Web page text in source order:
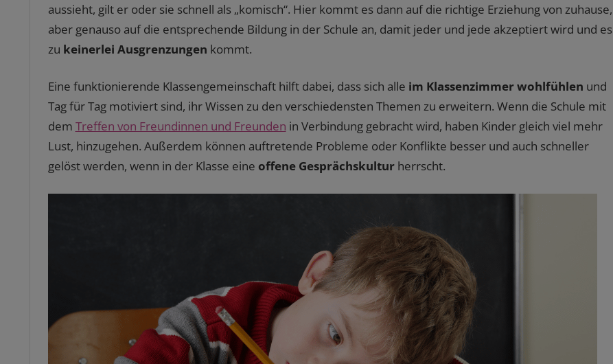
aussieht, gilt er oder sie schnell als „komisch“. Hier kommt es dann auf die richtige Erziehung von zuhause,
aber genauso auf die entsprechende Bildung in der Schule an, damit jeder und jede akzeptiert wird und es
zu keinerlei Ausgrenzungen kommt.
Eine funktionierende Klassengemeinschaft hilft dabei, dass sich alle im Klassenzimmer wohlfühlen und
Tag für Tag motiviert sind, ihr Wissen zu den verschiedensten Themen zu erweitern. Wenn die Schule mit
dem Treffen von Freundinnen und Freunden in Verbindung gebracht wird, haben Kinder gleich viel mehr
Lust, hinzugehen. Außerdem können auftretende Probleme oder Konflikte besser und auch schneller
gelöst werden, wenn in der Klasse eine offene Gesprächskulturherrscht.